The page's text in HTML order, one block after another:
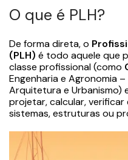
O que é PLH?
De forma direta, o
(PLH) é todo aquele que
classe profissional (como
Engenharia e Agronomia
Arquitetura e Urbanismo)
projetar, calcular,
sistemas, estruturas ou